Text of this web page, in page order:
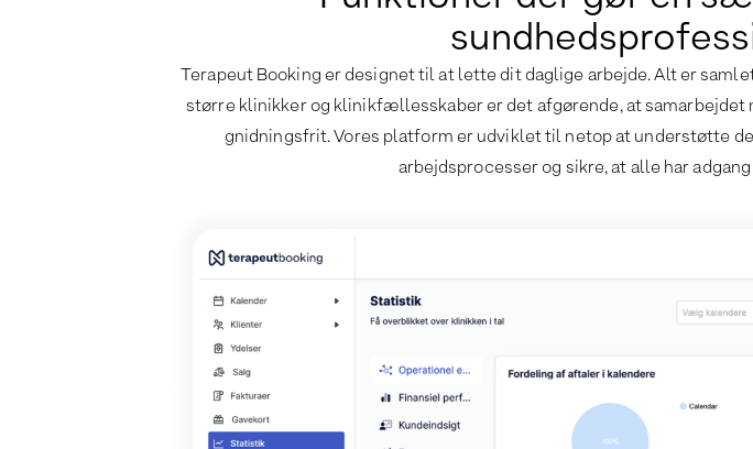
Terapeut Booking er designet til at lette dit daglige arbejde. Alt er
større klinikker og klinikfællesskaber er det afgørende, at
gnidningsfrit. Vores platform er udviklet til netop at understøtte
arbejdsprocesser og sikre, at alle har